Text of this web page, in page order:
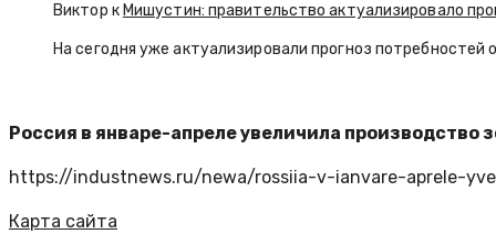
Виктор кМишустин: правительство актуализировало
На сегодня уже актуализировали прогноз
Россия в январе-апреле увеличила производство
https://industnews.ru/newa/rossiia-v-ianvare-aprele-
Карта сайта